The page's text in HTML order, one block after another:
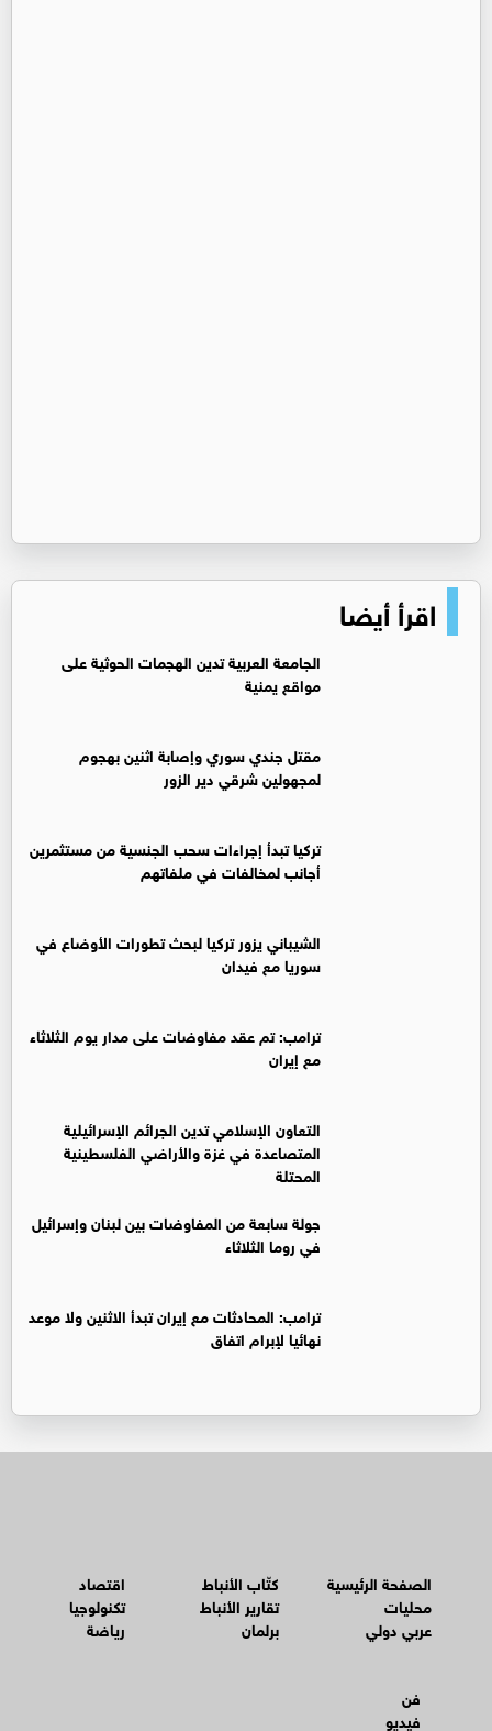
اقرأ أيضا
الجامعة العربية تدين الهجمات الحوثية على
مواقع يمنية
مقتل جندي سوري وإصابة اثنين بهجوم
لمجهولين شرقي دير الزور
تركيا تبدأ إجراءات سحب الجنسية من مستثمرين
أجانب لمخالفات في ملفاتهم
‏الشيباني يزور تركيا لبحث تطورات الأوضاع في
سوريا مع فيدان
ترامب: تم عقد مفاوضات على مدار يوم الثلاثاء
مع إيران
التعاون الإسلامي تدين الجرائم الإسرائيلية
المتصاعدة في غزة والأراضي الفلسطينية
المحتلة
جولة سابعة من المفاوضات بين لبنان وإسرائيل
في روما الثلاثاء
ترامب: المحادثات مع إيران تبدأ الاثنين ولا موعد
نهائيا لإبرام اتفاق
الصفحة الرئيسية
محليات
عربي دولي
كتّاب الأنباط
تقارير الأنباط
برلمان
اقتصاد
تكنولوجيا
رياضة
فن
فيديو